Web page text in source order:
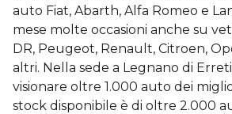
auto Fiat, Abarth, Alfa Romeo e
mese molte occasioni anche su
DR, Peugeot, Renault, Citroen,
altri. Nella sede a Legnano di
visionare oltre 1.000 auto dei
stock disponibile è di oltre 2.000